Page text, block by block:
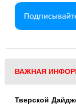
ВАЖНАЯ
Тверской